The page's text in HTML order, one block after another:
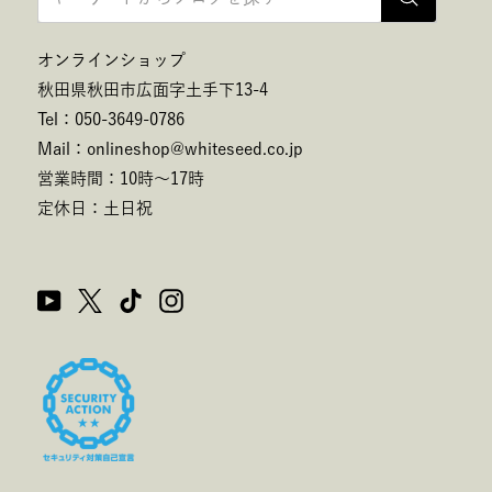
オンラインショップ
秋田県秋田市広面字土手下13-4
Tel：050-3649-0786
Mail：onlineshop@whiteseed.co.jp
営業時間：10時～17時
定休日：土日祝